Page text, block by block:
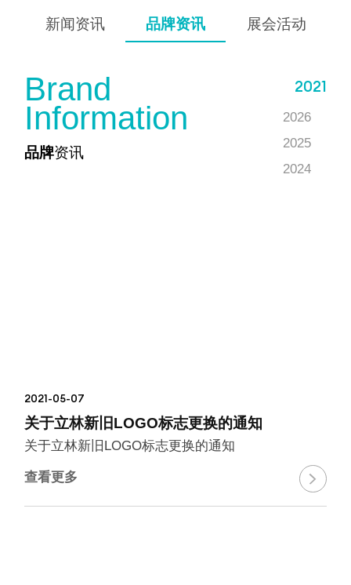
新闻资讯 品牌资讯 展会活动
Brand
Information
品牌资讯
2021
2026
2025
2024
2021-05-07
关于立林新旧LOGO标志更换的通知
关于立林新旧LOGO标志更换的通知
查看更多 